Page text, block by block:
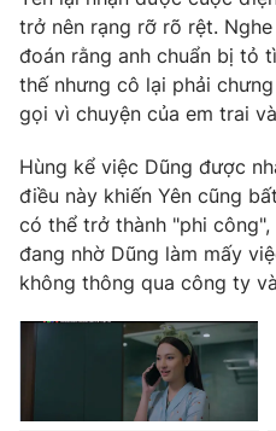
THỜI BÁO VTV
Theo dõi báo trên
Cơ quan chủ quản:Đài Truyền
Cơ quan báo chí:Thời báo VTV
Giấy phép hoạt động báo in và
cấp ngày 29/12/2023
Tổng Biên tập:Vũ Thanh Thủy
Phó Tổng Biên tập:Nguyễn Thị
trở nên rạng rỡ rõ rệt.
đoán rằng anh chuẩn bị tỏ
thế nhưng cô lại phải
gọi vì chuyện của em trai
Hùng kể việc Dũng được
điều này khiến Yên cũng
có thể trở thành "phi
đang nhờ Dũng làm mấy
không thông qua công ty